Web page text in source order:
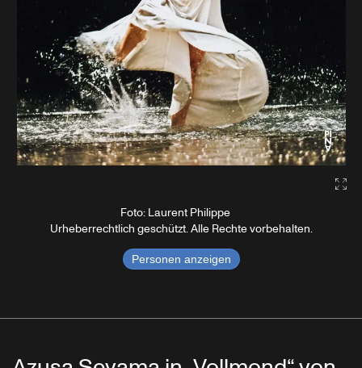
Foto: Laurent Philippe
Urheberrechtlich geschützt. Alle Rechte vorbehalten.
Personen anzeigen